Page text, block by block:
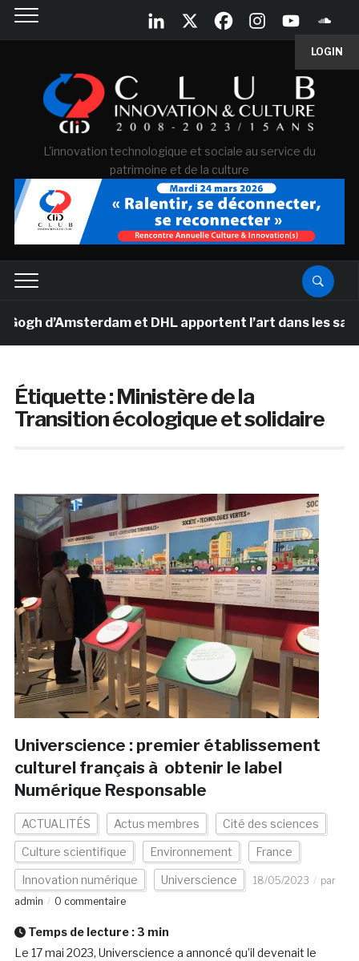
LOGIN
L'innovation technologique et sociale au service du
patrimoine et de la culture
d’Amsterdam et DHL apportent l’art dans les salles
Étiquette :Ministère de la
Transition écologique et solidaire
Universcience : premier établissement
culturel français à obtenir le label
Numérique Responsable
ACTUALITÉS Actus membres Cité des sciences
Culture scientifique Environnement France
Innovation numérique Universcience 18/05/2023
par
admin
0 commentaire
Temps de lecture : 3 min
Le 17 mai 2023, Universcience a annoncé qu’il devenait le